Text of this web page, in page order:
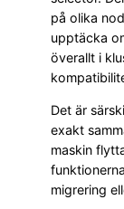
på olika
upptäcka
överallt i
Det är
exakt
maskin
migrering